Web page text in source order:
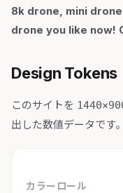
8k drone, mini
drone you like now!
Design Tokens
このサイトを
出した数値データです
カラーロール